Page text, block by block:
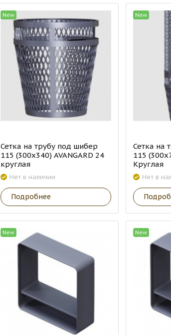
New
Сетка на трубу под шибер
115 (300х340) AVANGARD 24
круглая
Нет в наличии
Подробнее
New
Сетка на
115
Круглая
Нет в
New New